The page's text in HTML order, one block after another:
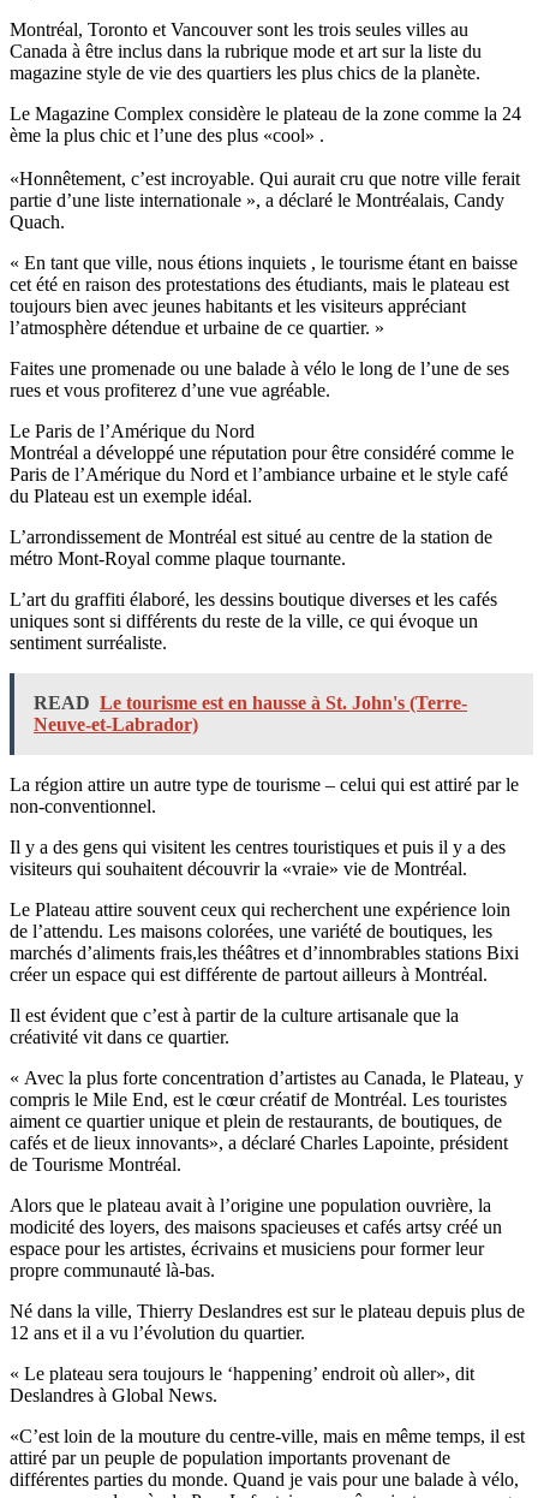
Montréal, Toronto et Vancouver sont les trois seules villes au
Canada à être inclus dans la rubrique mode et art sur la liste du
magazine style de vie des quartiers les plus chics de la planète.
Le Magazine Complex considère le plateau de la zone comme la 24
ème la plus chic et l’une des plus «cool» .
«Honnêtement, c’est incroyable. Qui aurait cru que notre ville ferait
partie d’une liste internationale », a déclaré le Montréalais, Candy
Quach.
« En tant que ville, nous étions inquiets , le tourisme étant en baisse
cet été en raison des protestations des étudiants, mais le plateau est
toujours bien avec jeunes habitants et les visiteurs appréciant
l’atmosphère détendue et urbaine de ce quartier. »
Faites une promenade ou une balade à vélo le long de l’une de ses
rues et vous profiterez d’une vue agréable.
Le Paris de l’Amérique du Nord
Montréal a développé une réputation pour être considéré comme le
Paris de l’Amérique du Nord et l’ambiance urbaine et le style café
du Plateau est un exemple idéal.
L’arrondissement de Montréal est situé au centre de la station de
métro Mont-Royal comme plaque tournante.
L’art du graffiti élaboré, les dessins boutique diverses et les cafés
uniques sont si différents du reste de la ville, ce qui évoque un
sentiment surréaliste.
READ Le tourisme est en hausse à St. John's (Terre-
Neuve-et-Labrador)
La région attire un autre type de tourisme – celui qui est attiré par le
non-conventionnel.
Il y a des gens qui visitent les centres touristiques et puis il y a des
visiteurs qui souhaitent découvrir la «vraie» vie de Montréal.
Le Plateau attire souvent ceux qui recherchent une expérience loin
de l’attendu. Les maisons colorées, une variété de boutiques, les
marchés d’aliments frais,les théâtres et d’innombrables stations Bixi
créer un espace qui est différente de partout ailleurs à Montréal.
Il est évident que c’est à partir de la culture artisanale que la
créativité vit dans ce quartier.
« Avec la plus forte concentration d’artistes au Canada, le Plateau, y
compris le Mile End, est le cœur créatif de Montréal. Les touristes
aiment ce quartier unique et plein de restaurants, de boutiques, de
cafés et de lieux innovants», a déclaré Charles Lapointe, président
de Tourisme Montréal.
Alors que le plateau avait à l’origine une population ouvrière, la
modicité des loyers, des maisons spacieuses et cafés artsy créé un
espace pour les artistes, écrivains et musiciens pour former leur
propre communauté là-bas.
Né dans la ville, Thierry Deslandres est sur le plateau depuis plus de
12 ans et il a vu l’évolution du quartier.
« Le plateau sera toujours le ‘happening’ endroit où aller», dit
Deslandres à Global News.
«C’est loin de la mouture du centre-ville, mais en même temps, il est
attiré par un peuple de population importants provenant de
différentes parties du monde. Quand je vais pour une balade à vélo,